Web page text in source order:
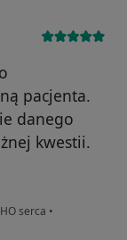
pacjenta.
danego
kwestii.
serca •